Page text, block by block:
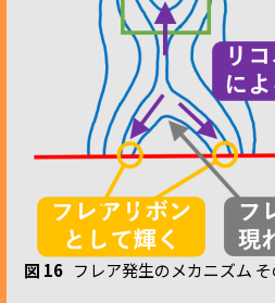
図 16 フレア発生のメカニズム そ